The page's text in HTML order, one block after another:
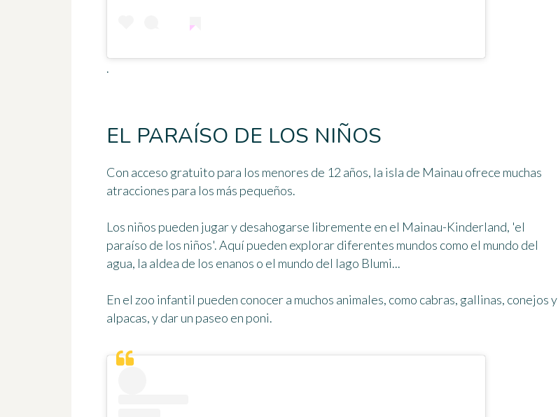
.
EL PARAÍSO DE LOS NIÑOS
Con acceso gratuito para los menores de 12 años, la isla de Mainau ofrece muchas
atracciones para los más pequeños.
Los niños pueden jugar y desahogarse libremente en el Mainau-Kinderland, 'el
paraíso de los niños'. Aquí pueden explorar diferentes mundos como el mundo del
agua, la aldea de los enanos o el mundo del lago Blumi...
En el zoo infantil pueden conocer a muchos animales, como cabras, gallinas, conejos y
alpacas, y dar un paseo en poni.